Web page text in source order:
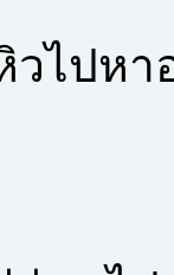
ไปหา